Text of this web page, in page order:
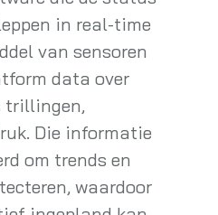
in real-time
van sensoren
data over
trillingen,
Die informatie
om trends en
waardoor